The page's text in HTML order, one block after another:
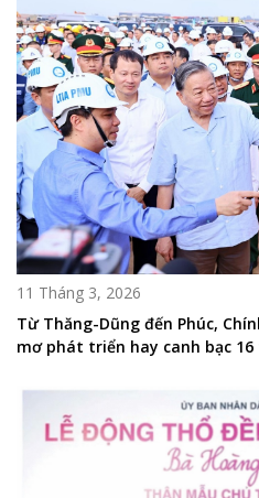
11 Tháng 3, 2026
Từ Thăng-Dũng đến Phúc,
mơ phát triển hay canh bạc 16